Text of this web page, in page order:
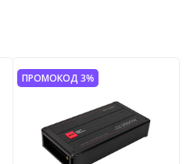
ПРОМОКОД 3%